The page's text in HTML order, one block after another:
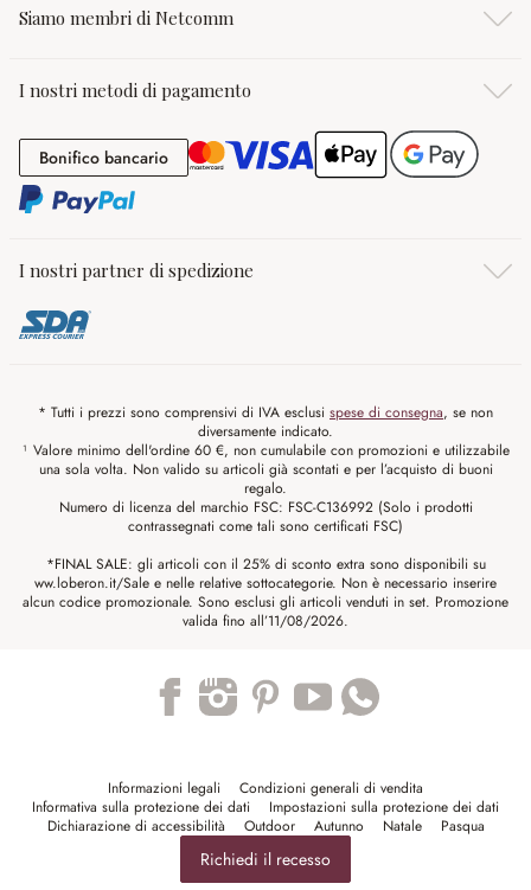
Siamo membri di Netcomm
I nostri metodi di pagamento
Bonifico bancarioBonifico bancario
I nostri partner di spedizione
* Tutti i prezzi sono comprensivi di IVA esclusi spese di consegna, se non
diversamente indicato.
¹ Valore minimo dell'ordine 60 €, non cumulabile con promozioni e utilizzabile
una sola volta. Non valido su articoli già scontati e per l’acquisto di buoni
regalo.
Numero di licenza del marchio FSC: FSC-C136992 (Solo i prodotti
contrassegnati come tali sono certificati FSC)
*FINAL SALE: gli articoli con il 25% di sconto extra sono disponibili su
ww.loberon.it/Sale e nelle relative sottocategorie. Non è necessario inserire
alcun codice promozionale. Sono esclusi gli articoli venduti in set. Promozione
valida fino all’11/08/2026.
Informazioni legali
Condizioni generali di vendita
Informativa sulla protezione dei dati
Impostazioni sulla protezione dei dati
Dichiarazione di accessibilità
Outdoor Autunno Natale Pasqua
Richiedi il recesso